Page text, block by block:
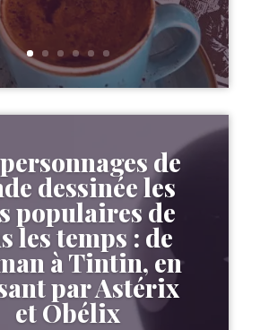
de
dessinée les
populaires de
les temps : de
à Tintin, en
par Astérix
et Obélix